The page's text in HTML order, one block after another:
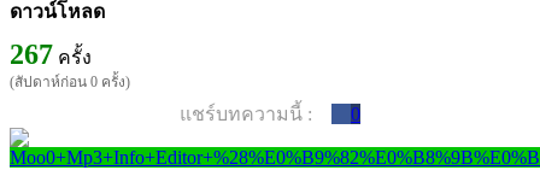
ดาวน์โหลด
267 ครั้ง
(สัปดาห์ก่อน 0 ครั้ง)
แชร์บทความนี้ : 0